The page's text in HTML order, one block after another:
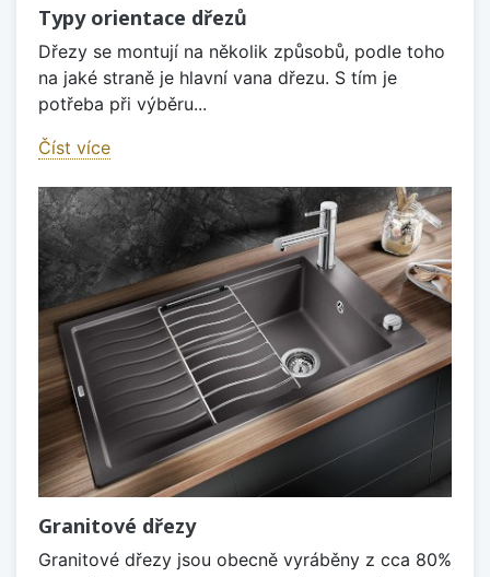
Typy orientace dřezů
Dřezy se montují na několik způsobů, podle toho
na jaké straně je hlavní vana dřezu. S tím je
potřeba při výběru...
Číst více
Granitové dřezy
Granitové dřezy jsou obecně vyráběny z cca 80%